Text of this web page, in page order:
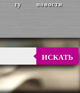
ту новости
ИСКАТЬ